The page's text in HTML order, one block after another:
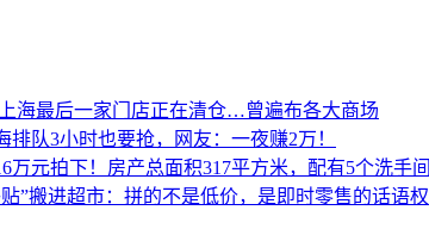
海最后一家门店正在清仓…曾遍布各大商场
队3小时也要抢，网友：一夜赚2万！
万元拍下！房产总面积317平方米，配有5个洗手间
”搬进超市：拼的不是低价，是即时零售的话语权